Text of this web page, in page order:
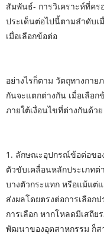
สัมพันธ์- การวิเคราะห์ที่ค
ประเด็นต่อไปนี้ตามลำดับเ
เมื่อเลือกข้อต่อ
อย่างไรก็ตาม วัตถุทางกา
กันจะแตกต่างกัน เมื่อเลือ
ภายใต้เงื่อนไขที่ต่างกันด้วย
1. ลักษณะอุปกรณ์ข้อต่อขอ
ตัวขับเคลื่อนหลักประเภทต่
บางตัวกระแทก หรือแม้แต่
ส่งผลโดยตรงต่อการเลือก
การเลือก หากโหลดมีเสถี
พัฒนาของอุตสาหกรรม ก็ส